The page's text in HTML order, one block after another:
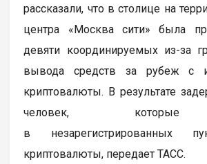
рассказали, что в столице на
центра «Москва сити» была
девяти координируемых из-за
вывода средств за рубеж с
криптовалюты. В результате
человек, которые
в незарегистрированных
криптовалюты, передает ТАСС.